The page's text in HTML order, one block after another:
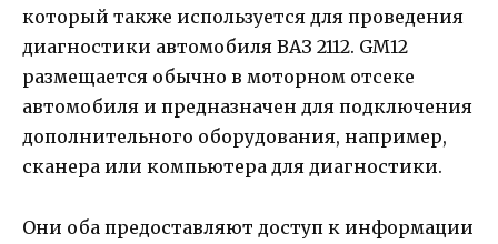
который также используется для проведения
диагностики автомобиля ВАЗ 2112. GM12
размещается обычно в моторном отсеке
автомобиля и предназначен для подключения
дополнительного оборудования, например,
сканера или компьютера для диагностики.
Они оба предоставляют доступ к информации